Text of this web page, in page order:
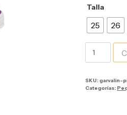
Talla
25 26
SKU: garvalin-
Categorías: